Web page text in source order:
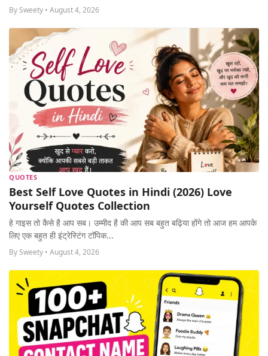
By Sweety • August 4, 2026
QUOTES
Best Self Love Quotes in Hindi (2026) Love
Yourself Quotes Collection
हे गाइस तो कैसे है आप सब। उम्मीद है की आप सब बहुत बढ़िया होंगे तो आज हम आपके
लिए एक बहुत ही इंट्रेस्टिंग टॉपिक...
By Sweety • August 4, 2026